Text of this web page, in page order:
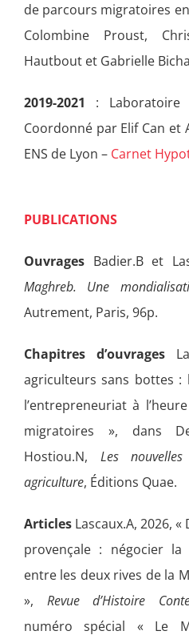
de parcours migratoires
Colombine Proust,
Hautbout et Gabrielle
2019-2021 : Laboratoire
Coordonné par Elif Can et
ENS de Lyon – Carnet
PUBLICATIONS
OuvragesBadier.B et
Maghreb. Une
Autrement, Paris, 96p.
Chapitres d’ouvrages
agriculteurs sans bottes :
l’entrepreneuriat à
migratoires », dans
Hostiou.N, Les
agriculture, Éditions Quae.
ArticlesLascaux.A, 2026,
provençale : négocier
entre les deux rives de la
», Revue d’Histoire
numéro spécial « Le